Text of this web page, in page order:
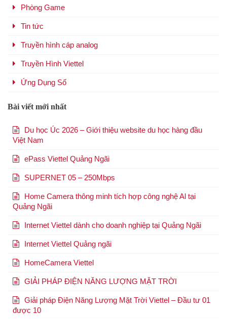
Phòng Game
Tin tức
Truyền hình cáp analog
Truyền Hình Viettel
Ứng Dụng Số
Bài viết mới nhất
Du học Úc 2026 – Giới thiệu website du học hàng đầu
Việt Nam
ePass Viettel Quảng Ngãi
SUPERNET 05 – 250Mbps
Home Camera thông minh tích hợp công nghệ Al tại
Quảng Ngãi
Internet Viettel dành cho doanh nghiệp tại Quảng Ngãi
Internet Viettel Quảng ngãi
HomeCamera Viettel
GIẢI PHÁP ĐIỆN NĂNG LƯỢNG MẶT TRỜI
Giải pháp Điện Năng Lượng Mặt Trời Viettel – Đầu tư 01
được 10